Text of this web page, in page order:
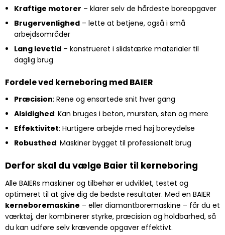
Kraftige motorer – klarer selv de hårdeste boreopgaver
Brugervenlighed– lette at betjene, også i små
arbejdsområder
Lang levetid– konstrueret i slidstærke materialer til
daglig brug
Fordele ved kerneboring med BAIER
Præcision: Rene og ensartede snit hver gang
Alsidighed: Kan bruges i beton, mursten, sten og mere
Effektivitet: Hurtigere arbejde med høj boreydelse
Robusthed: Maskiner bygget til professionelt brug
Derfor skal du vælge Baier til kerneboring
Alle BAIERs maskiner og tilbehør er udviklet, testet og
optimeret til at give dig de bedste resultater. Med en BAIER
kerneboremaskine – eller diamantboremaskine – får du et
værktøj, der kombinerer styrke, præcision og holdbarhed, så
du kan udføre selv krævende opgaver effektivt.